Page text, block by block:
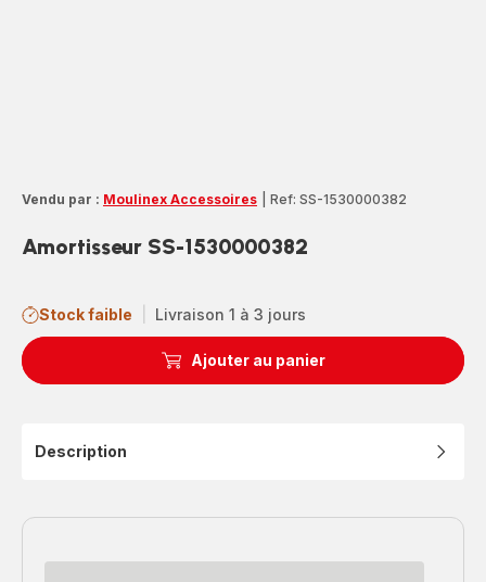
Vendu par : Moulinex Accessoires Ref: SS-1530000382
Amortisseur SS-1530000382
Stock faible Livraison 1 à 3 jours
Ajouter au panier
Description